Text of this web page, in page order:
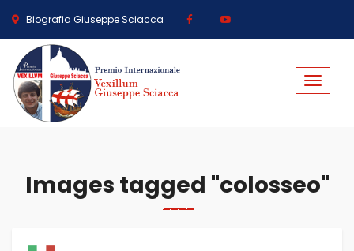
Biografia Giuseppe Sciacca
Toggle
Images tagged "colosseo"